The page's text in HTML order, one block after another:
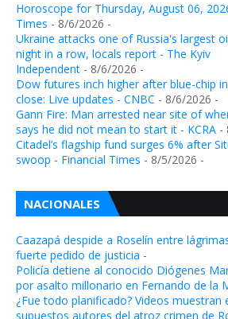
Horoscope for Thursday, August 06,
Times - 8/6/2026 -
Ukraine attacks one of Russia's largest
night in a row, locals report - The Kyiv
Independent - 8/6/2026 -
Dow futures inch higher after blue-chip
close: Live updates - CNBC - 8/6/2026 -
Gann Fire: Man arrested near site of
says he did not mean to start it - KCRA -
Citadel’s flagship fund surges 6% after
swoop - Financial Times - 8/5/2026 -
NACIONALES
Caazapá despide a Roselín entre
fuerte pedido de justicia -
Policía detiene al conocido Diógenes
por asalto millonario en Fernando de la
¿Fue todo planificado? Videos muestran
supuestos autores del atroz crimen de